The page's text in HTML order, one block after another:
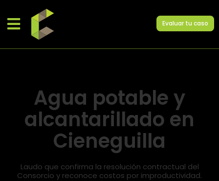
Evaluar tu caso
Agua potable y
alcantarillado en
Cieneguilla
Laudo que confirma la resolución contractual del
Consorcio y reconoce costos por improductividad.